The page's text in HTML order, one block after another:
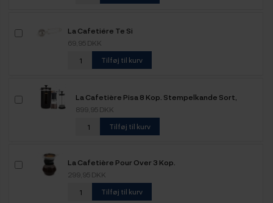
La Cafetiére Te Si
69,95 DKK
Tilføj til kurv
La Cafetière Pisa 8 Kop. Stempelkande Sort,
Mælkeskummer og Kaffemølle
899,95 DKK
Tilføj til kurv
La Cafetière Pour Over 3 Kop.
299,95 DKK
Tilføj til kurv